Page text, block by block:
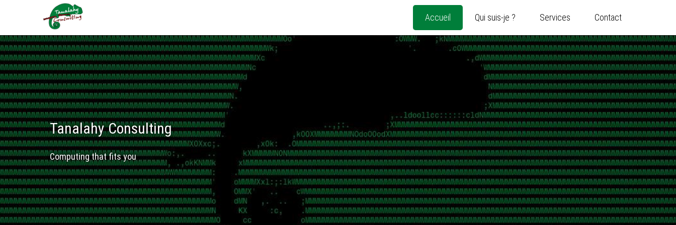
Accueil Qui suis-je ? Services Contact
Tanalahy Consulting
Computing that fits you